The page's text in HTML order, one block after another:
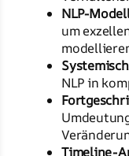
NLP-
um
NLP in
Timeline-